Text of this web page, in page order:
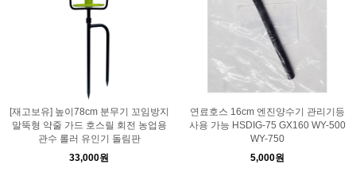
[재고보유] 높이78cm 분무기 꼬임방지
말뚝형 약줄 가드 호스릴 회전 농업용
관수 롤러 유인기 돌림판
33,000원
연료호스 16cm 엔진양수기 관리기등
사용 가능 HSDIG-75 GX160 WY-500
WY-750
5,000원